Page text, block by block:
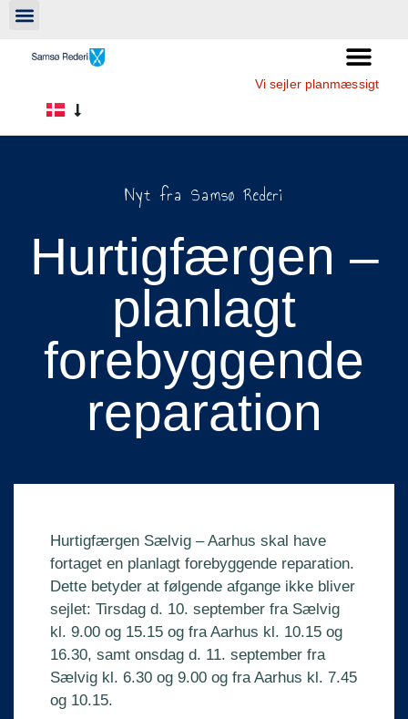
Vi sejler planmæssigt
Nyt fra Samsø Rederi
Hurtigfærgen –
planlagt
forebyggende
reparation
Hurtigfærgen Sælvig – Aarhus skal have
fortaget en planlagt forebyggende reparation.
Dette betyder at følgende afgange ikke bliver
sejlet: Tirsdag d. 10. september fra Sælvig
kl. 9.00 og 15.15 og fra Aarhus kl. 10.15 og
16.30, samt onsdag d. 11. september fra
Sælvig kl. 6.30 og 9.00 og fra Aarhus kl. 7.45
og 10.15.